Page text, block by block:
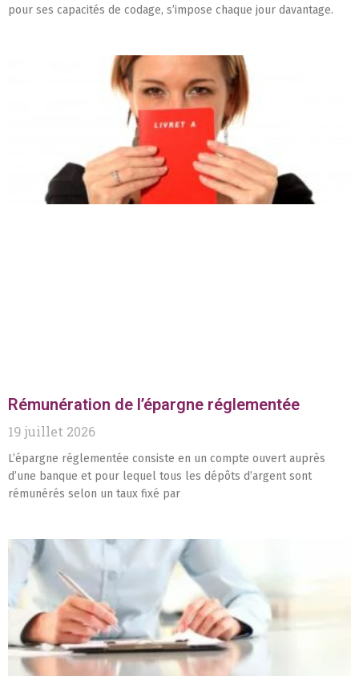
pour ses capacités de codage, s’impose chaque jour davantage.
Rémunération de l’épargne réglementée
19 juillet 2026
L’épargne réglementée consiste en un compte ouvert auprès
d’une banque et pour lequel tous les dépôts d’argent sont
rémunérés selon un taux fixé par